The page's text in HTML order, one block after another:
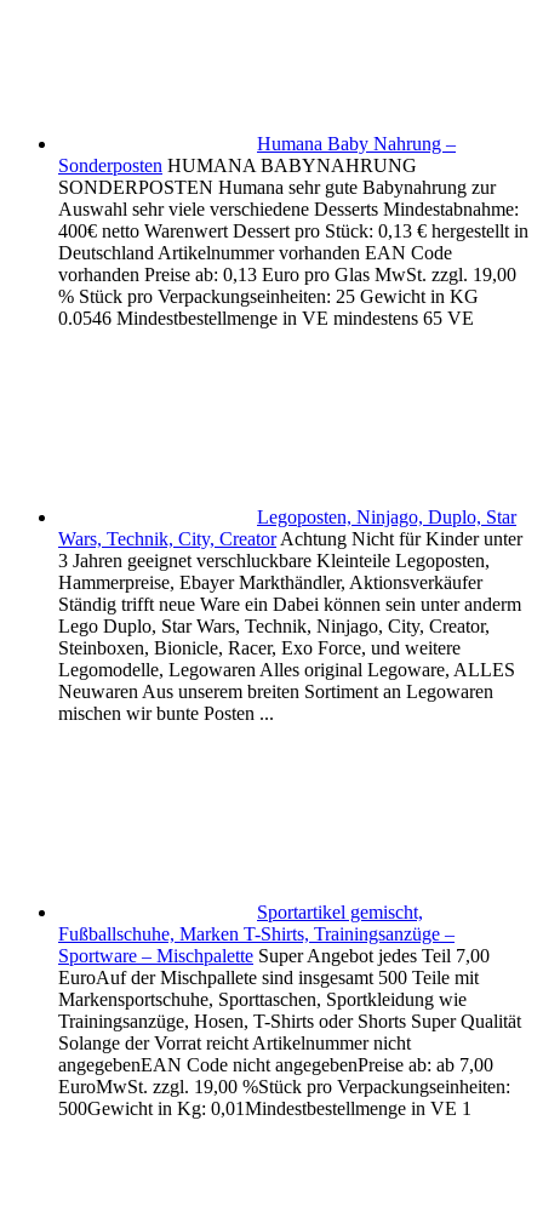
Humana Baby Nahrung –
Sonderposten HUMANA BABYNAHRUNG
SONDERPOSTEN Humana sehr gute Babynahrung zur
Auswahl sehr viele verschiedene Desserts Mindestabnahme:
400€ netto Warenwert Dessert pro Stück: 0,13 € hergestellt in
Deutschland Artikelnummer vorhanden EAN Code
vorhanden Preise ab: 0,13 Euro pro Glas MwSt. zzgl. 19,00
% Stück pro Verpackungseinheiten: 25 Gewicht in KG
0.0546 Mindestbestellmenge in VE mindestens 65 VE
Legoposten, Ninjago, Duplo, Star
Wars, Technik, City, Creator Achtung Nicht für Kinder unter
3 Jahren geeignet verschluckbare Kleinteile Legoposten,
Hammerpreise, Ebayer Markthändler, Aktionsverkäufer
Ständig trifft neue Ware ein Dabei können sein unter anderm
Lego Duplo, Star Wars, Technik, Ninjago, City, Creator,
Steinboxen, Bionicle, Racer, Exo Force, und weitere
Legomodelle, Legowaren Alles original Legoware, ALLES
Neuwaren Aus unserem breiten Sortiment an Legowaren
mischen wir bunte Posten ...
Sportartikel gemischt,
Fußballschuhe, Marken T-Shirts, Trainingsanzüge –
Sportware – Mischpalette Super Angebot jedes Teil 7,00
EuroAuf der Mischpallete sind insgesamt 500 Teile mit
Markensportschuhe, Sporttaschen, Sportkleidung wie
Trainingsanzüge, Hosen, T-Shirts oder Shorts Super Qualität
Solange der Vorrat reicht Artikelnummer nicht
angegebenEAN Code nicht angegebenPreise ab: ab 7,00
EuroMwSt. zzgl. 19,00 %Stück pro Verpackungseinheiten:
500Gewicht in Kg: 0,01Mindestbestellmenge in VE 1